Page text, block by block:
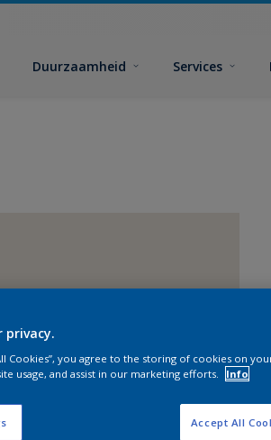
Duurzaamheid Services
privacy.
Cookies”, you agree to the storing of cookies on
usage, and assist in our marketing efforts.
Info
Accept All